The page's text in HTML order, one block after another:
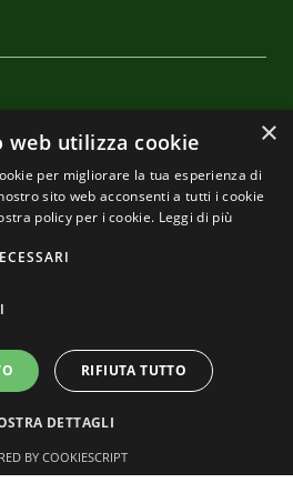
| Realizzato con WordPress
| Basato sul
×
web utilizza cookie
per migliorare la tua esperienza di
sito web acconsenti a tutti i cookie
policy per i cookie. Leggi di più
RIFIUTA TUTTO
DETTAGLI
BY COOKIESCRIPT